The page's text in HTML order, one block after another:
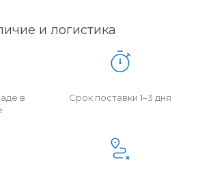
и логистика
в
Срок поставки 1–3 дня